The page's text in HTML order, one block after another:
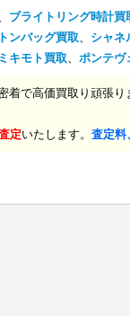
ブライトリング時計買
ンバッグ買取、 シャネ
ミキモト買取、 ポンテヴ
着で高価買取り頑張り
定いたします。 査定料